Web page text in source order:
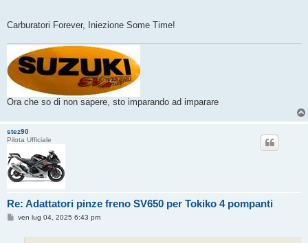
Carburatori Forever, Iniezione Some Time!
Ora che so di non sapere, sto imparando ad imparare
stez90
Pilota Ufficiale
Re: Adattatori pinze freno SV650 per Tokiko 4 pompanti
Mven lug 04, 2025 6:43 pm